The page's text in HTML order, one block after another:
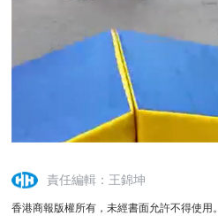
責任編輯：王錦坤
香港商報版權所有，未經書面允許不得使用。